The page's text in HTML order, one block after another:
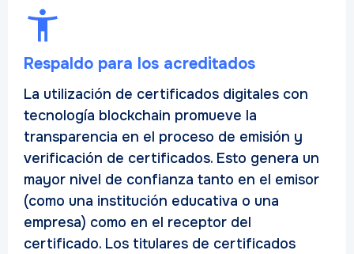
Respaldo para los acreditados
La utilización de certificados digitales con
tecnología blockchain promueve la
transparencia en el proceso de emisión y
verificación de certificados. Esto genera un
mayor nivel de confianza tanto en el emisor
(como una institución educativa o una
empresa) como en el receptor del
certificado. Los titulares de certificados